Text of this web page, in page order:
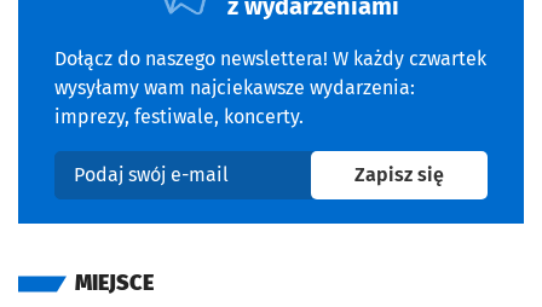
Dołącz do naszego newslettera! W każdy czwartek
wysyłamy wam najciekawsze wydarzenia:
imprezy, festiwale, koncerty.
Podaj swój e-mail
Zapisz sięna
MIEJSCE